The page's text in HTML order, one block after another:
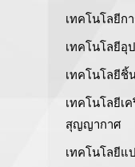
เทคโนโลยีก
เทคโนโลยีอุ
เทคโนโลยีชิ้
เทคโนโลยีเ
สุญญากาศ
เทคโนโลยีแ